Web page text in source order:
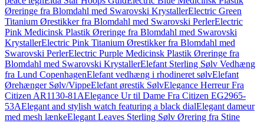
Øreringe fra Blomdahl med Swarovski KrystallerElectric Green
Titanium Ørestikker fra Blomdahl med Swarovski PerlerElectric
Pink Medicinsk Plastik Øreringe fra Blomdahl med Swarovski
KrystallerElectric Pink Titanium Ørestikker fra Blomdahl med
Swarovski PerlerElectric Purple Medicinsk Plastik Øreringe fra
Blomdahl med Swarovski KrystallerElefant Sterling Sølv Vedhæng
fra Lund CopenhagenElefant vedhæng i rhodineret sølvElefant
Ørehænger Sølv/VippeElefant ørestik SølvElegance Herreur Fra
Citizen AR1130-81AElegance Ur til Dame Fra Citizen EG2965-
53AElegant and stylish watch featuring a black dialElegant dameur
med mesh lænkeElegant Leaves Sterling Sølv Ørering fra Stine